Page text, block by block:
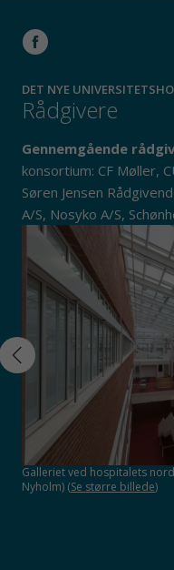
DET NYE
Rådgivere
Gennemgående
konsortium: CF Møller,
Søren Jensen
A/S, Nosyko A/S,
Galleriet ved hospitalets
Nyholm) (Se større billede)